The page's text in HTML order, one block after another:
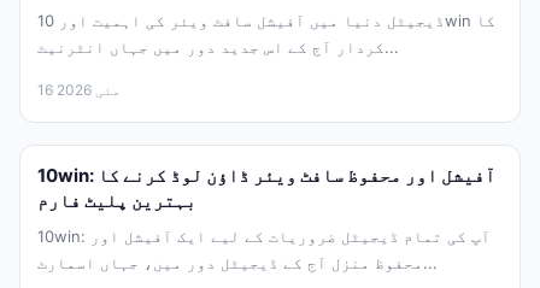
ڈیجیٹل دنیا میں آفیشل سافٹ ویئر کی اہمیت اور 10win کا
کردار آج کے اس جدید دور میں جہاں انٹرنیٹ...
16 مئی 2026
10win: آفیشل اور محفوظ سافٹ ویئر ڈاؤن لوڈ کرنے کا
بہترین پلیٹ فارم
10win: آپ کی تمام ڈیجیٹل ضروریات کے لیے ایک آفیشل اور
محفوظ منزل آج کے ڈیجیٹل دور میں، جہاں اسمارٹ...